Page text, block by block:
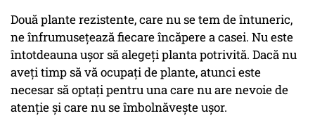
Două plante rezistente, care nu se tem de întuneric,
ne înfrumusețează fiecare încăpere a casei. Nu este
întotdeauna ușor să alegeți planta potrivită. Dacă nu
aveți timp să vă ocupați de plante, atunci este
necesar să optați pentru una care nu are nevoie de
atenție și care nu se îmbolnăvește ușor.